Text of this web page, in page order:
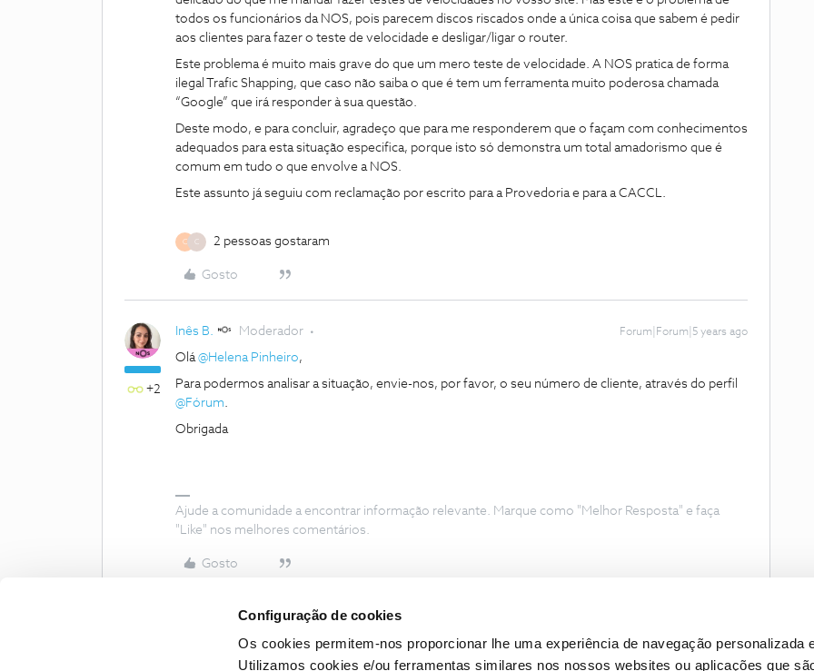
Configuração de cookies
Os cookies permitem-nos proporcionar lhe uma experiência de navegação personalizada
Utilizamos cookies e/ou ferramentas similares nos nossos websites ou aplicações que
todos os funcionários da NOS, pois parecem discos riscados onde a única coisa que sabem é pedir
aos clientes para fazer o teste de velocidade e desligar/ligar o router.
Este problema é muito mais grave do que um mero teste de velocidade. A NOS pratica de forma
ilegal Trafic Shapping, que caso não saiba o que é tem um ferramenta muito poderosa chamada
“Google” que irá responder à sua questão.
Deste modo, e para concluir, agradeço que para me responderem que o façam com conhecimentos
adequados para esta situação especifica, porque isto só demonstra um total amadorismo que é
comum em tudo o que envolve a NOS.
Este assunto já seguiu com reclamação por escrito para a Provedoria e para a CACCL.
C C 2 pessoas gostaram
Gosto
+2
Inês B. Moderador Forum|Forum|5 years ago
Olá@Helena Pinheiro,
Para podermos analisar a situação, envie-nos, por favor, o seu número de cliente, através do perfil
@Fórum.
Obrigada
Ajude a comunidade a encontrar informação relevante. Marque como "Melhor Resposta" e faça
"Like" nos melhores comentários.
Gosto